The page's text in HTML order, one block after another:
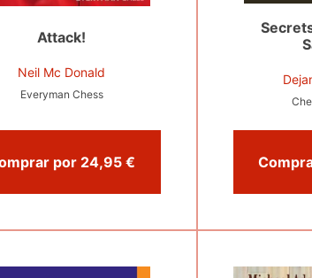
Attack!
Neil Mc Donald
Everyman Chess
Comprar por 24,95 €